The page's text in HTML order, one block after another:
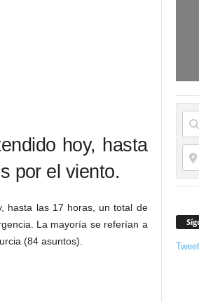
hoy, hasta
por el viento.
hasta las 17 horas, un total de
La mayoría se referían a
(84 asuntos).